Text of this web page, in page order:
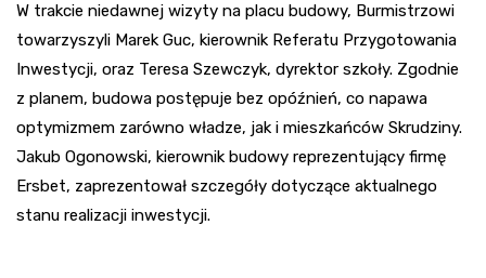
W trakcie niedawnej wizyty na placu budowy, Burmistrzowi
towarzyszyli Marek Guc, kierownik Referatu Przygotowania
Inwestycji, oraz Teresa Szewczyk, dyrektor szkoły. Zgodnie
z planem, budowa postępuje bez opóźnień, co napawa
optymizmem zarówno władze, jak i mieszkańców Skrudziny.
Jakub Ogonowski, kierownik budowy reprezentujący firmę
Ersbet, zaprezentował szczegóły dotyczące aktualnego
stanu realizacji inwestycji.